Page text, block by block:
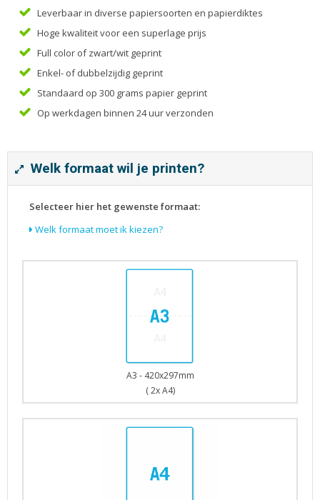
Programmaboekjes
Rapporten/Verslagen
Rouwkaarten
Scripties
Trouwkaarten
Tijdschriften
Verjaardagskaarten
Visitekaartjes
Leverbaar in diverse papiersoorten en papierdiktes
Hoge kwaliteit voor een superlage prijs
Full color of zwart/wit geprint
Enkel- of dubbelzijdig geprint
Standaard op 300 grams papier geprint
Op werkdagen binnen 24 uur verzonden
Welk formaat wil je printen?
Selecteer hier het gewenste formaat:
Welk formaat moet ik kiezen?
A3 - 420x297mm
( 2x A4)